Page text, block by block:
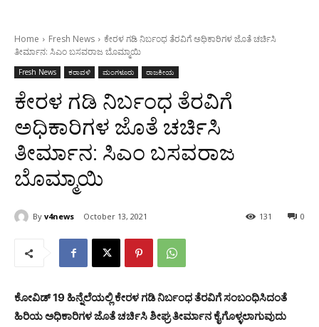
Home Fresh News
ಕೇರಳ ಗಡಿ ನಿರ್ಬಂಧ ತೆರವಿಗೆ ಅಧಿಕಾರಿಗಳ ಜೊತೆ ಚರ್ಚಿಸಿ
ತೀರ್ಮಾನ: ಸಿಎಂ ಬಸವರಾಜ ಬೊಮ್ಮಾಯಿ
Fresh News ಕರಾವಳಿ ಮಂಗಳೂರು ರಾಜಕೀಯ
ಕೇರಳ ಗಡಿ ನಿರ್ಬಂಧ ತೆರವಿಗೆ
ಅಧಿಕಾರಿಗಳ ಜೊತೆ ಚರ್ಚಿಸಿ
ತೀರ್ಮಾನ: ಸಿಎಂ ಬಸವರಾಜ
ಬೊಮ್ಮಾಯಿ
By v4news October 13, 2021 0
131
ಕೋವಿಡ್ 19 ಹಿನ್ನೆಲೆಯಲ್ಲಿ ಕೇರಳ ಗಡಿ ನಿರ್ಬಂಧ ತೆರವಿಗೆ ಸಂಬಂಧಿಸಿದಂತೆ
ಹಿರಿಯ ಅಧಿಕಾರಿಗಳ ಜೊತೆ ಚರ್ಚಿಸಿ ಶೀಘ್ರ ತೀರ್ಮಾನ ಕೈಗೊಳ್ಳಲಾಗುವುದು